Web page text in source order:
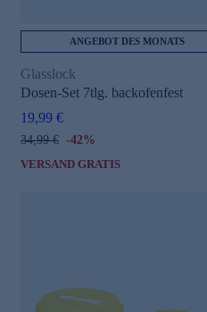
ANGEBOT DES MONATS
Glasslock
Dosen-Set 7tlg. backofenfest
19,99 €
34,99 € -42%
VERSAND GRATIS